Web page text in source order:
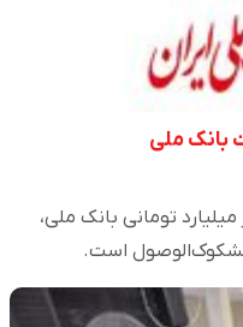
بانک ملی
تسهیلات غیرجاری ۱۶ هزار میلیارد تومانی بانک ملی،